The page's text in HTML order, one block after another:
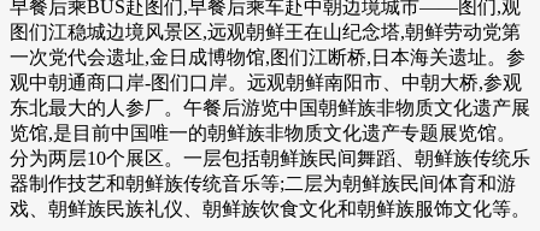
早餐后乘BUS赴图们,早餐后乘车赴中朝边境城市――图们,观
图们江稳城边境风景区,远观朝鲜王在山纪念塔,朝鲜劳动党第
一次党代会遗址,金日成博物馆,图们江断桥,日本海关遗址。参
观中朝通商口岸-图们口岸。远观朝鲜南阳市、中朝大桥,参观
东北最大的人参厂。午餐后游览中国朝鲜族非物质文化遗产展
览馆,是目前中国唯一的朝鲜族非物质文化遗产专题展览馆。
分为两层10个展区。一层包括朝鲜族民间舞蹈、朝鲜族传统乐
器制作技艺和朝鲜族传统音乐等;二层为朝鲜族民间体育和游
戏、朝鲜族民族礼仪、朝鲜族饮食文化和朝鲜族服饰文化等。